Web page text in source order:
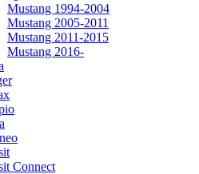
Mustang 1994-2004
Mustang 2005-2011
Mustang 2011-2015
Mustang 2016-
Connect